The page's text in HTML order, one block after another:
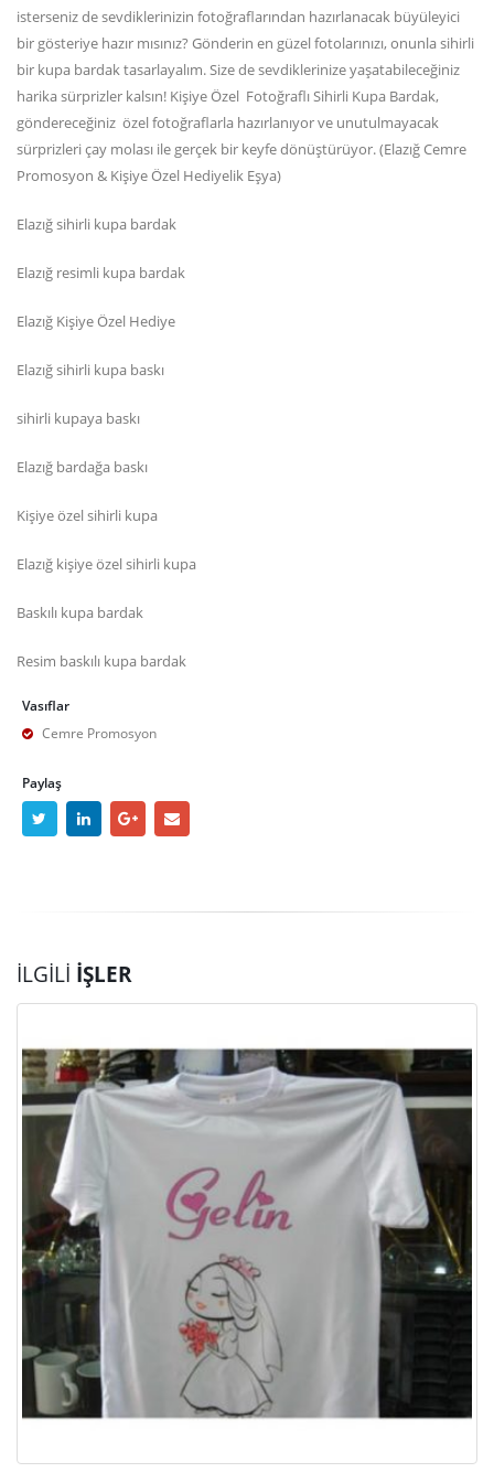
isterseniz de sevdiklerinizin fotoğraflarından hazırlanacak büyüleyici
bir gösteriye hazır mısınız? Gönderin en güzel fotolarınızı, onunla sihirli
bir kupa bardak tasarlayalım. Size de sevdiklerinize yaşatabileceğiniz
harika sürprizler kalsın! Kişiye Özel Fotoğraflı Sihirli Kupa Bardak,
göndereceğiniz özel fotoğraflarla hazırlanıyor ve unutulmayacak
sürprizleri çay molası ile gerçek bir keyfe dönüştürüyor. (Elazığ Cemre
Promosyon & Kişiye Özel Hediyelik Eşya)
Elazığ sihirli kupa bardak
Elazığ resimli kupa bardak
Elazığ Kişiye Özel Hediye
Elazığ sihirli kupa baskı
sihirli kupaya baskı
Elazığ bardağa baskı
Kişiye özel sihirli kupa
Elazığ kişiye özel sihirli kupa
Baskılı kupa bardak
Resim baskılı kupa bardak
Vasıflar
Cemre Promosyon
Paylaş
İLGILI İŞLER